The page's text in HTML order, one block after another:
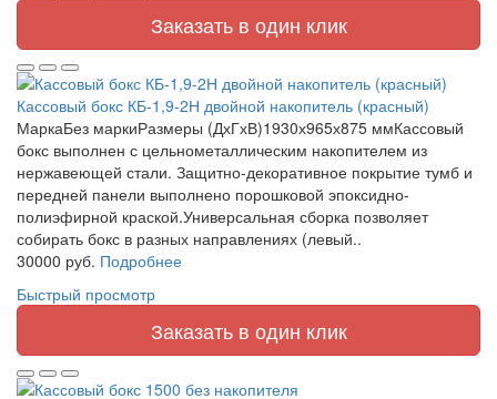
Заказать в один клик
Кассовый бокс КБ-1,9-2Н двойной накопитель (красный)
МаркаБез маркиРазмеры (ДхГхВ)1930х965х875 ммКассовый
бокс выполнен с цельнометаллическим накопителем из
нержавеющей стали. Защитно-декоративное покрытие тумб и
передней панели выполнено порошковой эпоксидно-
полиэфирной краской.Универсальная сборка позволяет
собирать бокс в разных направлениях (левый..
30000 руб. Подробнее
Быстрый просмотр
Заказать в один клик